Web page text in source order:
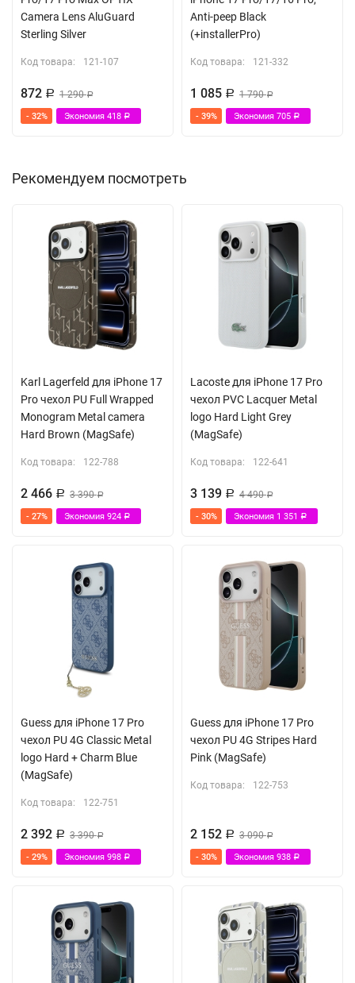
Camera Lens AluGuard
Sterling Silver
Код товара: 121-107
872 Р 1 290Р
- 32% Экономия 418 Р
Anti-peep Black
(+installerPro)
Код товара: 121-332
1 085 Р 1 790Р
- 39% Экономия 705 Р
Рекомендуем посмотреть
Karl Lagerfeld для iPhone 17
Pro чехол PU Full Wrapped
Monogram Metal camera
Hard Brown (MagSafe)
Код товара: 122-788
2 466 Р 3 390Р
- 27% Экономия 924 Р
Lacoste для iPhone 17 Pro
чехол PVC Lacquer Metal
logo Hard Light Grey
(MagSafe)
Код товара: 122-641
3 139 Р 4 490Р
- 30% Экономия 1 351 Р
Guess для iPhone 17 Pro
чехол PU 4G Classic Metal
logo Hard + Charm Blue
(MagSafe)
Код товара: 122-751
2 392 Р 3 390Р
- 29% Экономия 998 Р
Guess для iPhone 17 Pro
чехол PU 4G Stripes Hard
Pink (MagSafe)
Код товара: 122-753
2 152 Р 3 090Р
- 30% Экономия 938 Р